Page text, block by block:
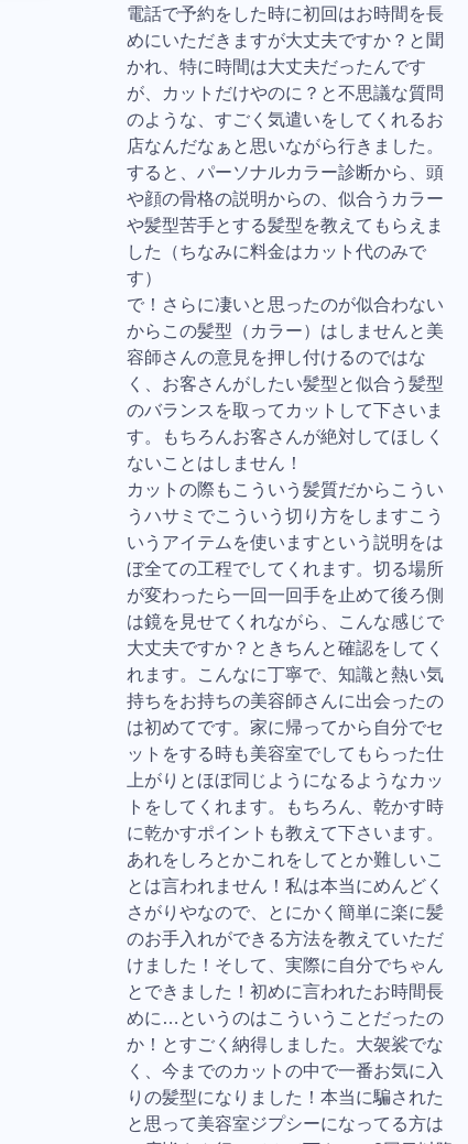
電話で予約をした時に初回はお時間を長
めにいただきますが大丈夫ですか？と聞
かれ、特に時間は大丈夫だったんです
が、カットだけやのに？と不思議な質問
のような、すごく気遣いをしてくれるお
店なんだなぁと思いながら行きました。
すると、パーソナルカラー診断から、頭
や顔の骨格の説明からの、似合うカラー
や髪型苦手とする髪型を教えてもらえま
した（ちなみに料金はカット代のみで
す）
で！さらに凄いと思ったのが似合わない
からこの髪型（カラー）はしませんと美
容師さんの意見を押し付けるのではな
く、お客さんがしたい髪型と似合う髪型
のバランスを取ってカットして下さいま
す。もちろんお客さんが絶対してほしく
ないことはしません！
カットの際もこういう髪質だからこうい
うハサミでこういう切り方をしますこう
いうアイテムを使いますという説明をは
ぼ全ての工程でしてくれます。切る場所
が変わったら一回一回手を止めて後ろ側
は鏡を見せてくれながら、こんな感じで
大丈夫ですか？ときちんと確認をしてく
れます。こんなに丁寧で、知識と熱い気
持ちをお持ちの美容師さんに出会ったの
は初めてです。家に帰ってから自分でセ
ットをする時も美容室でしてもらった仕
上がりとほぼ同じようになるようなカッ
トをしてくれます。もちろん、乾かす時
に乾かすポイントも教えて下さいます。
あれをしろとかこれをしてとか難しいこ
とは言われません！私は本当にめんどく
さがりやなので、とにかく簡単に楽に髪
のお手入れができる方法を教えていただ
けました！そして、実際に自分でちゃん
とできました！初めに言われたお時間長
めに…というのはこういうことだったの
か！とすごく納得しました。大袈裟でな
く、今までのカットの中で一番お気に入
りの髪型になりました！本当に騙された
と思って美容室ジプシーになってる方は